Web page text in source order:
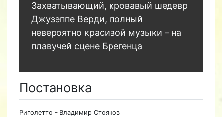
Захватывающий, кровавый шедевр
Джузеппе Верди, полный
невероятно красивой музыки – на
плавучей сцене Брегенца
Постановка
Риголетто – Владимир Стоянов